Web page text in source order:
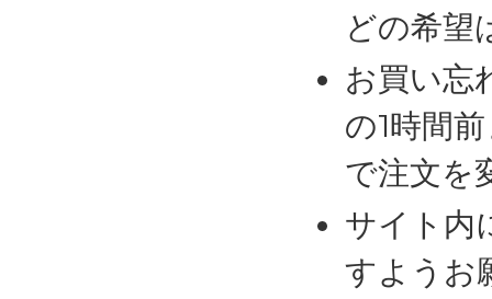
どの希望
お買い忘
の1時間
で注文を
サイト内
すようお